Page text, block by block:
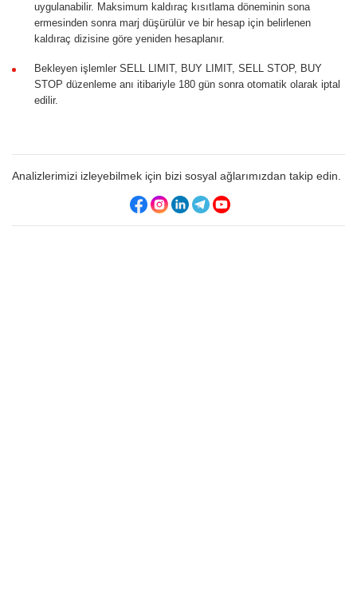
uygulanabilir. Maksimum kaldıraç kısıtlama döneminin sona
ermesinden sonra marj düşürülür ve bir hesap için belirlenen
kaldıraç dizisine göre yeniden hesaplanır.
Bekleyen işlemler SELL LIMIT, BUY LIMIT, SELL STOP, BUY
STOP düzenleme anı itibariyle 180 gün sonra otomatik olarak iptal
edilir.
Analizlerimizi izleyebilmek için bizi sosyal ağlarımızdan takip edin.